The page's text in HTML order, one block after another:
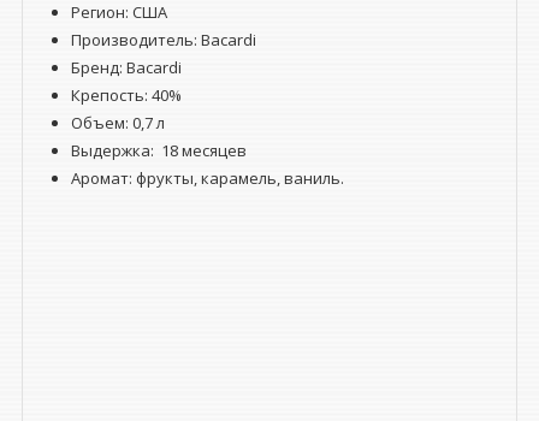
Регион: США
Производитель: Bacardi
Бренд: Bacardi
Крепость: 40%
Объем: 0,7 л
Выдержка: 18 месяцев
Аромат: фрукты, карамель, ваниль.